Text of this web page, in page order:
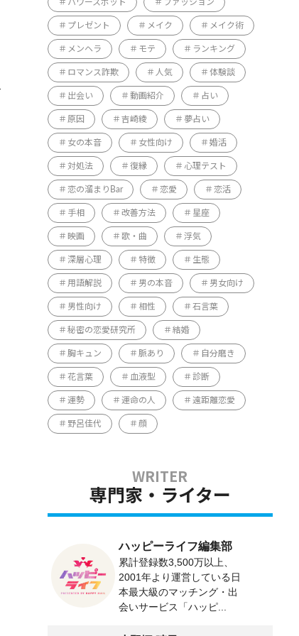
パワースポット ファッション
プレゼント メイク メイク術
メンヘラ モテ ランキング
ロマンス詐欺 人気 体験談
出会い 動画紹介 占い
原因 吉崎綾 夢占い
女の本音 女性向け 婚活
対処法 復縁 心理テスト
恋の溜まりBar 恋愛 恋活
手相 改善方法 星座
映画 歌・曲 浮気
深層心理 特徴 生態
用語解説 男の本音 男女向け
男性向け 相性 石言葉
秘密の恋愛研究所 結婚
胸キュン 脈あり 自分磨き
花言葉 血液型 診断
運勢 運命の人 遠距離恋愛
野呂佳代 顔
専門家・ライター
ハッピーライフ編集部
累計登録数3,500万以上、
2001年より運営している日
本最大級のマッチング・出
会いサービス「ハッピ...